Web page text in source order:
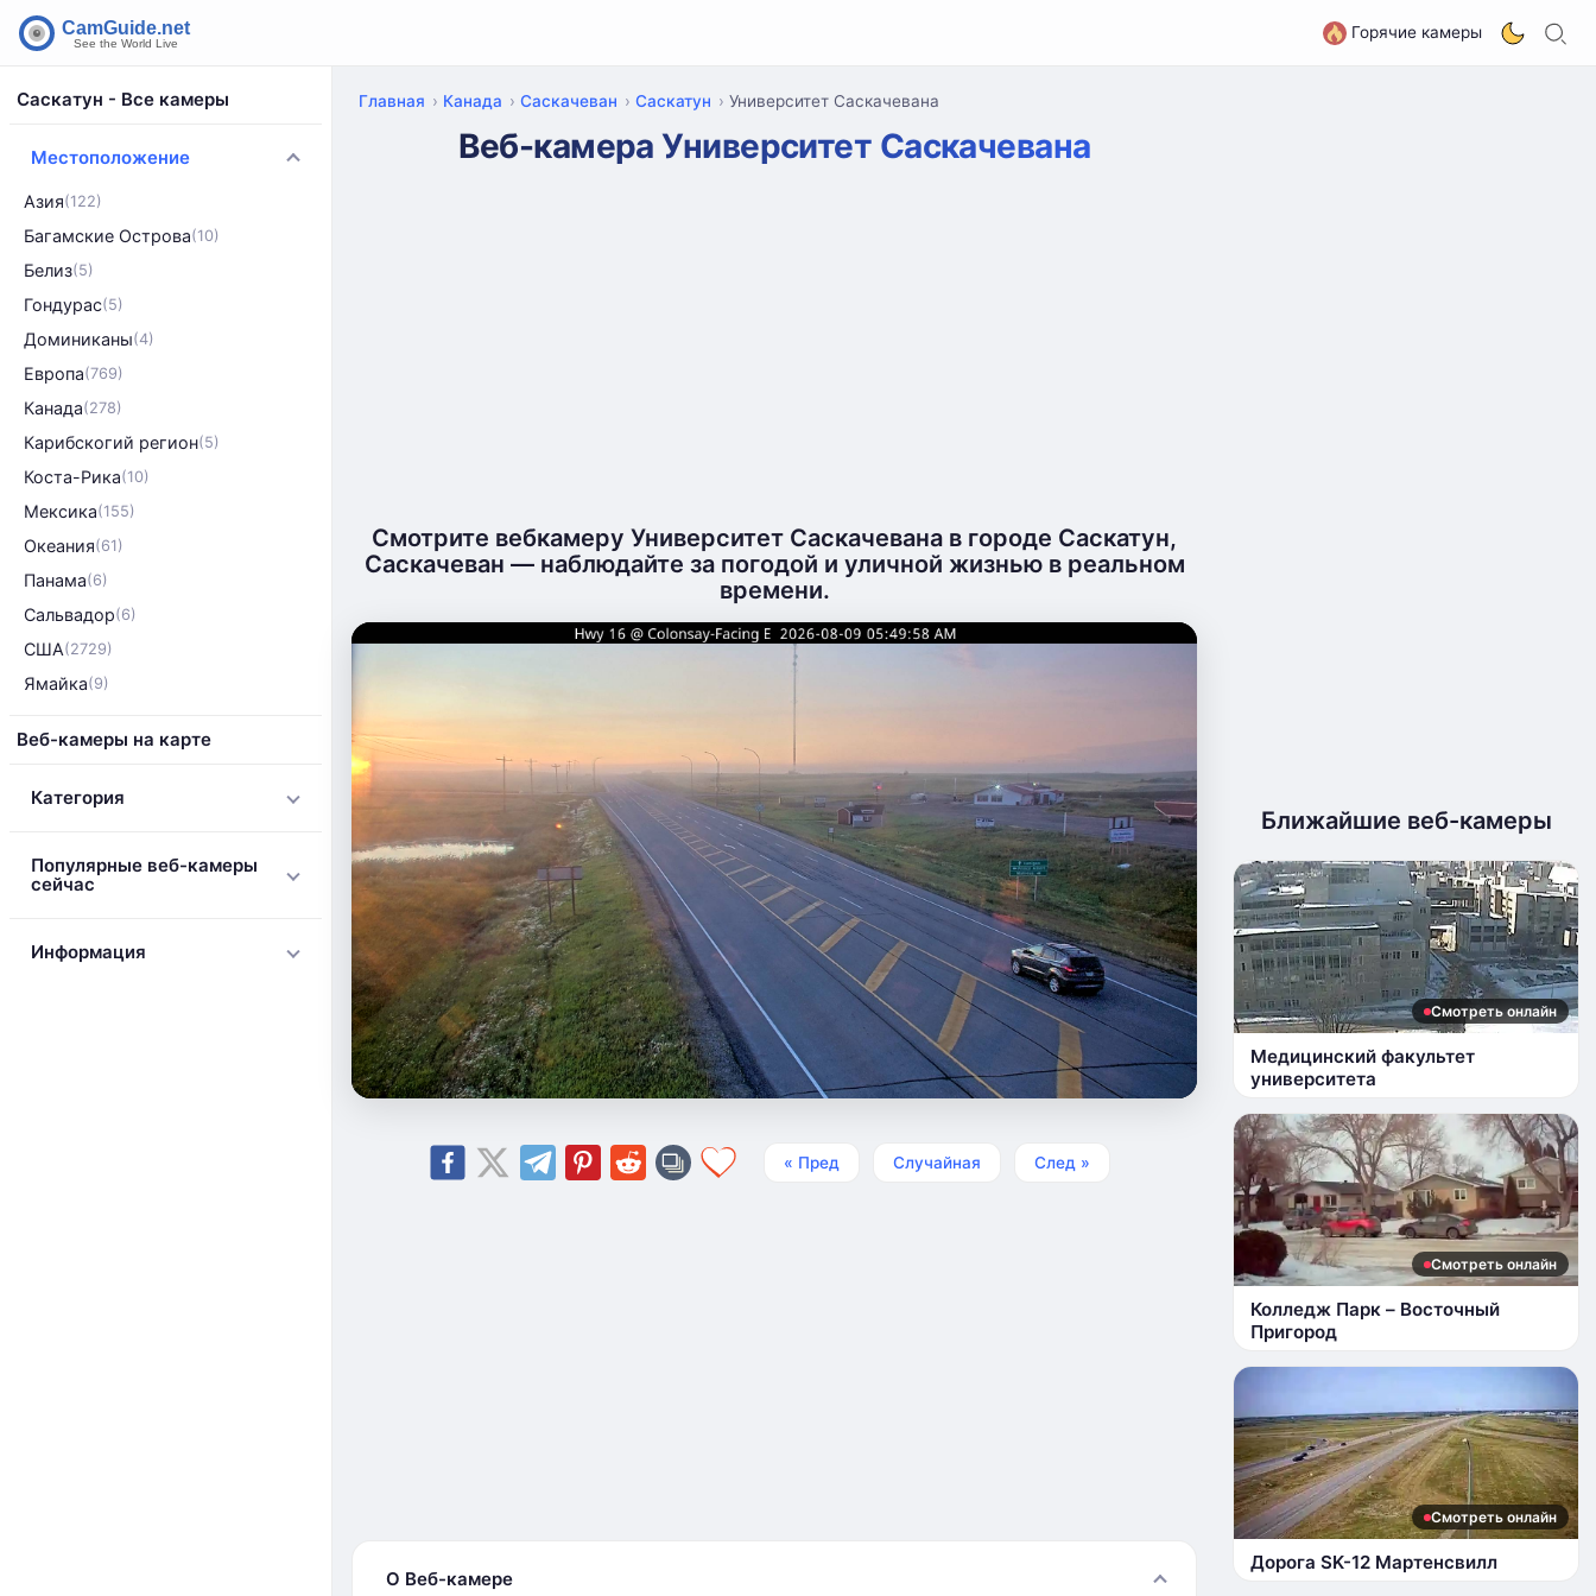
Горячие камеры
Саскатун - Все камеры
Местоположение
Азия(122)
Багамские Острова(10)
Белиз(5)
Гондурас(5)
Доминиканы(4)
Европа(769)
Канада(278)
Карибскогий регион(5)
Коста-Рика(10)
Мексика(155)
Океания(61)
Панама(6)
Сальвадор(6)
США(2729)
Ямайка(9)
Веб-камеры на карте
Категория
Популярные веб-камеры
сейчас
Информация
Главная Канада Саскачеван Саскатун Университет Саскачевана
Веб-камера Университет Саскачевана
Смотрите вебкамеру Университет Саскачевана в городе Саскатун,
Саскачеван — наблюдайте за погодой и уличной жизнью в реальном
времени.
« Пред Случайная След »
О Веб-камере
Ближайшие веб-камеры
Смотреть онлайн
Медицинский факультет
университета
Смотреть онлайн
Колледж Парк – Восточный
Пригород
Смотреть онлайн
Дорога SK-12 Мартенсвилл